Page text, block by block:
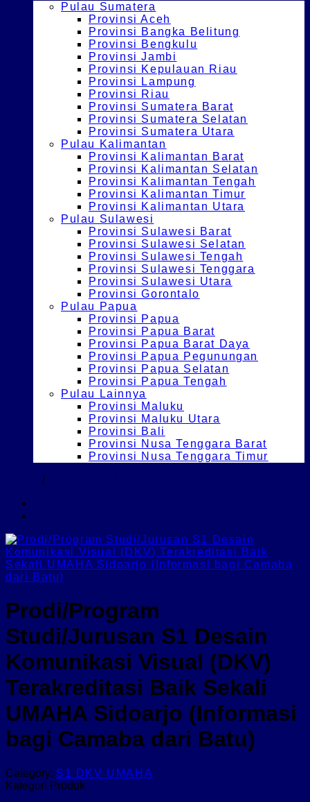
Pulau Sumatera
Provinsi Aceh
Provinsi Bangka Belitung
Provinsi Bengkulu
Provinsi Jambi
Provinsi Kepulauan Riau
Provinsi Lampung
Provinsi Riau
Provinsi Sumatera Barat
Provinsi Sumatera Selatan
Provinsi Sumatera Utara
Pulau Kalimantan
Provinsi Kalimantan Barat
Provinsi Kalimantan Selatan
Provinsi Kalimantan Tengah
Provinsi Kalimantan Timur
Provinsi Kalimantan Utara
Pulau Sulawesi
Provinsi Sulawesi Barat
Provinsi Sulawesi Selatan
Provinsi Sulawesi Tengah
Provinsi Sulawesi Tenggara
Provinsi Sulawesi Utara
Provinsi Gorontalo
Pulau Papua
Provinsi Papua
Provinsi Papua Barat
Provinsi Papua Barat Daya
Provinsi Papua Pegunungan
Provinsi Papua Selatan
Provinsi Papua Tengah
Pulau Lainnya
Provinsi Maluku
Provinsi Maluku Utara
Provinsi Bali
Provinsi Nusa Tenggara Barat
Provinsi Nusa Tenggara Timur
/
Prodi/Program
Studi/Jurusan S1 Desain
Komunikasi Visual (DKV)
Terakreditasi Baik Sekali
UMAHA Sidoarjo (Informasi
bagi Camaba dari Batu)
Category: S1 DKV UMAHA
Kategori Produk